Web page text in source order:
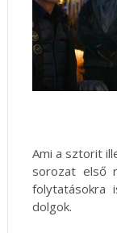
Ami a sztorit
sorozat első
folytatásokra
dolgok.